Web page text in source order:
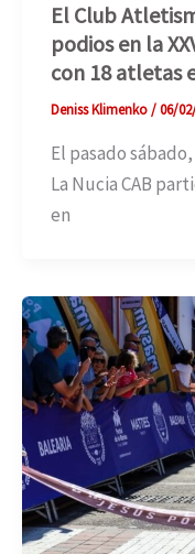
El Club
podios en la
con 18 atletas
Deniss Klimenko/06/
El pasado
La Nucia CAB
en